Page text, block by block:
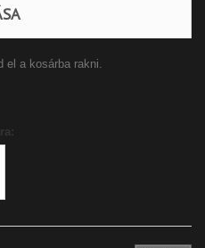
a kosárba rakni.